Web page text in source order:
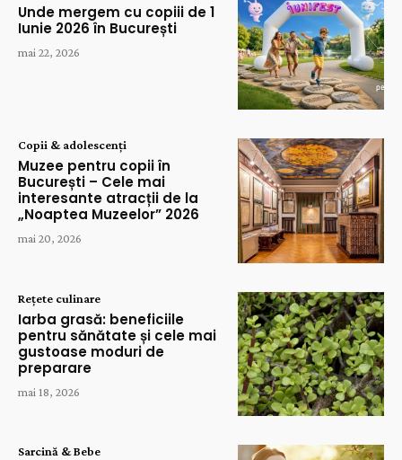
Unde mergem cu copiii de 1
Iunie 2026 în București
mai 22, 2026
Copii & adolescenți
Muzee pentru copii în
București – Cele mai
interesante atracții de la
„Noaptea Muzeelor” 2026
mai 20, 2026
Rețete culinare
Iarba grasă: beneficiile
pentru sănătate și cele mai
gustoase moduri de
preparare
mai 18, 2026
Sarcină & Bebe